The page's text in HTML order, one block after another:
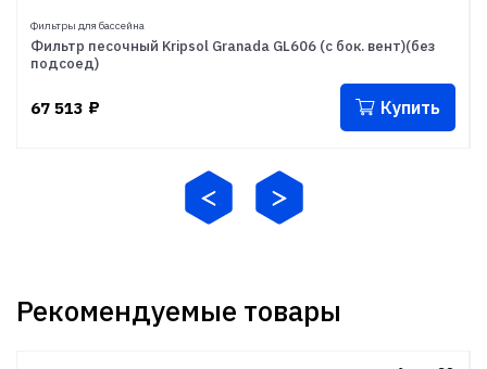
Фильтры для бассейна
Фильтр песочный Kripsol Granada GL606 (с бок. вент)(без
подсоед)
67 513 ₽ Купить
Рекомендуемые товары